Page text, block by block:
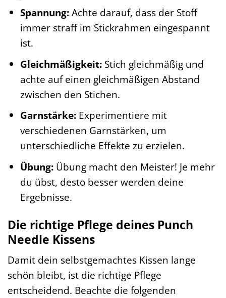
Spannung:Achte darauf, dass der Stoff
immer straff im Stickrahmen eingespannt
ist.
Gleichmäßigkeit:Stich gleichmäßig und
achte auf einen gleichmäßigen Abstand
zwischen den Stichen.
Garnstärke:Experimentiere mit
verschiedenen Garnstärken, um
unterschiedliche Effekte zu erzielen.
Übung:Übung macht den Meister! Je mehr
du übst, desto besser werden deine
Ergebnisse.
Die richtige Pflege deines Punch
Needle Kissens
Damit dein selbstgemachtes Kissen lange
schön bleibt, ist die richtige Pflege
entscheidend. Beachte die folgenden